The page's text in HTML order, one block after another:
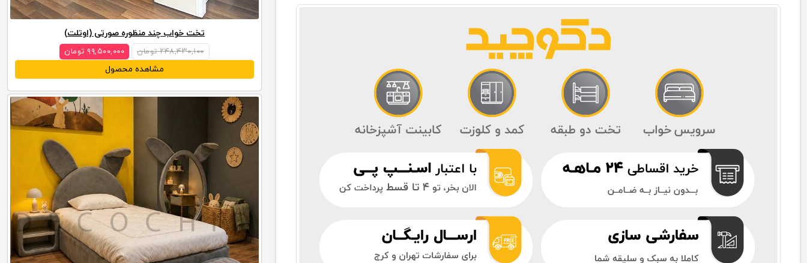
تخت خواب چند منظوره صورتی (اوتلت)
۲۴۸,۴۳۰,۱۰۰ تومان ۹۹,۵۰۰,۰۰۰ تومان
مشاهده محصول